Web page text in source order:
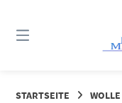
Inhalt
STARTSEITE WOLLE